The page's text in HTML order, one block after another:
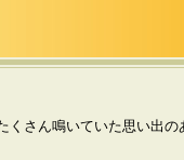
くさん鳴いていた思い出